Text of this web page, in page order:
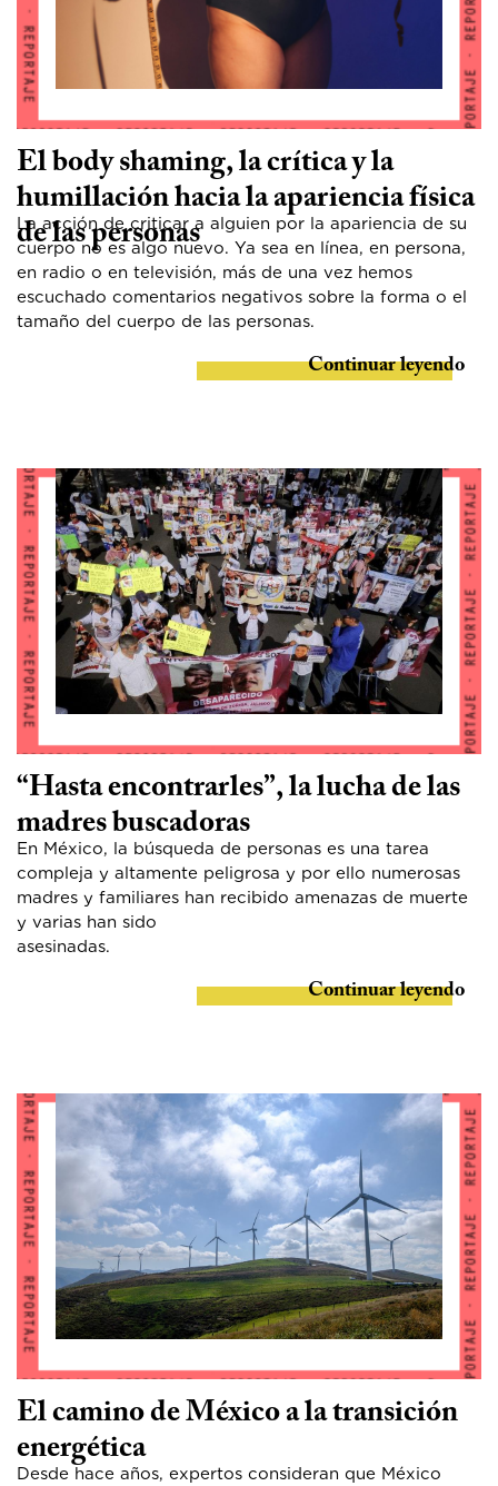
El body shaming, la crítica y la
humillación hacia la apariencia física
de las personas
La acción de criticar a alguien por la apariencia de su
cuerpo no es algo nuevo. Ya sea en línea, en persona,
en radio o en televisión, más de una vez hemos
escuchado comentarios negativos sobre la forma o el
tamaño del cuerpo de las personas.
Continuar leyendo
“Hasta encontrarles”, la lucha de las
madres buscadoras
En México, la búsqueda de personas es una tarea
compleja y altamente peligrosa y por ello numerosas
madres y familiares han recibido amenazas de muerte
y varias han sido
Continuar leyendo
El camino de México a la transición
energética
Desde hace años, expertos consideran que México